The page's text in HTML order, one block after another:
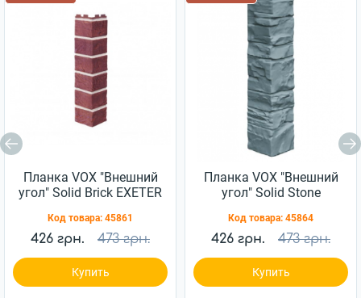
Планка VOX "Внешний
угол" Solid Brick EXETER
Код товара: 45861
426 грн. 473 грн.
Купить
Планка VOX "Внешний
угол" Solid Stone
Голубая
Код товара: 45864
426 грн. 473 грн.
Купить